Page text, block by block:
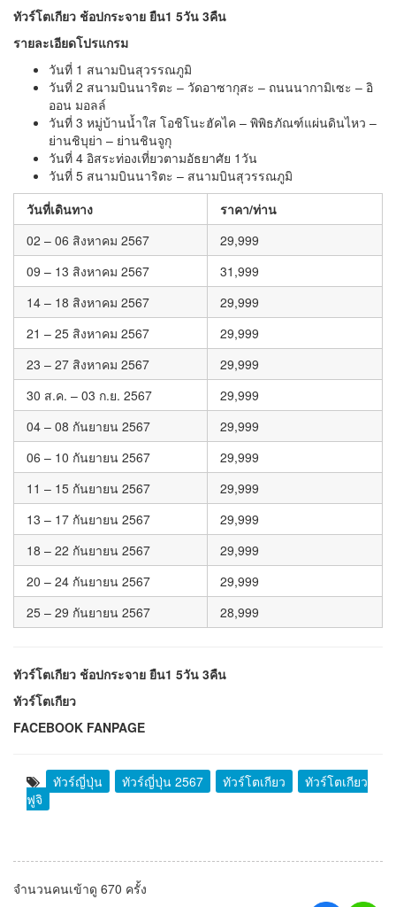
ทัวร์โตเกียว ช้อปกระจาย ยืน1 5วัน 3คืน
รายละเอียดโปรแกรม
วันที่ 1 สนามบินสุวรรณภูมิ
วันที่ 2 สนามบินนาริตะ – วัดอาซากุสะ – ถนนนากามิเซะ – อิ
ออน มอลล์
วันที่ 3 หมู่บ้านน้ำใส โอชิโนะฮัคไค – พิพิธภัณฑ์แผ่นดินไหว –
ย่านชิบุย่า – ย่านชินจูกุ
วันที่ 4 อิสระท่องเที่ยวตามอัธยาศัย 1วัน
วันที่ 5 สนามบินนาริตะ – สนามบินสุวรรณภูมิ
วันที่เดินทาง
ราคา/ท่าน
02 – 06 สิงหาคม 2567
29,999
09 – 13 สิงหาคม 2567
31,999
14 – 18 สิงหาคม 2567
29,999
21 – 25 สิงหาคม 2567
29,999
23 – 27 สิงหาคม 2567
29,999
30 ส.ค. – 03 ก.ย. 2567
29,999
04 – 08 กันยายน 2567
29,999
06 – 10 กันยายน 2567
29,999
11 – 15 กันยายน 2567
29,999
13 – 17 กันยายน 2567
29,999
18 – 22 กันยายน 2567
29,999
20 – 24 กันยายน 2567
29,999
25 – 29 กันยายน 2567
28,999
ทัวร์โตเกียว ช้อปกระจาย ยืน1 5วัน 3คืน
ทัวร์โตเกียว
FACEBOOK FANPAGE
ทัวร์ญี่ปุ่น ทัวร์ญี่ปุ่น 2567 ทัวร์โตเกียว
ทัวร์โตเกียว
ฟูจิ
จำนวนคนเข้าดู 670 ครั้ง